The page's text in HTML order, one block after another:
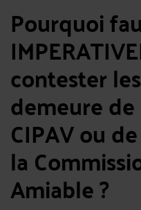
Pourquoi
contester
demeure de
CIPAV ou
la
Amiable ?